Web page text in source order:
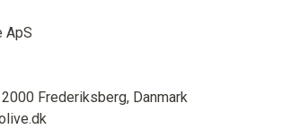
ApS
Frederiksberg, Danmark